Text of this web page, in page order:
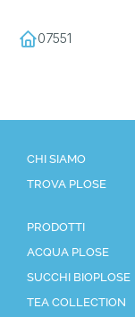
07551
CHI SIAMO
TROVA PLOSE
PRODOTTI
ACQUA PLOSE
SUCCHI BIOPLOSE
TEA COLLECTION